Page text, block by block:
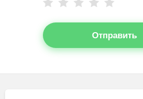
Отправить